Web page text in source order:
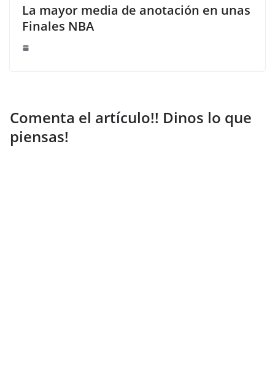
La mayor media de anotación en unas
Finales NBA
Comenta el artículo!! Dinos lo que
piensas!